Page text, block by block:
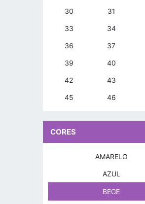
30 31
33 34
36 37
39 40
42 43
45 46
CORES
AMARELO
AZUL
BEGE